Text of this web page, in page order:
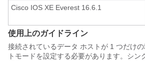
Cisco IOS XE Everest 16.6.1
使用上のガイドライン
接続されているデータ ホストが 1 つだけ
トモードを設定する必要があります。シン